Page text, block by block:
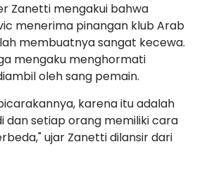
Zanetti mengakui bahwa
menerima pinangan klub Arab
membuatnya sangat kecewa.
mengaku menghormati
oleh sang pemain.
karena itu adalah
dan setiap orang memiliki cara
ujar Zanetti dilansir dari